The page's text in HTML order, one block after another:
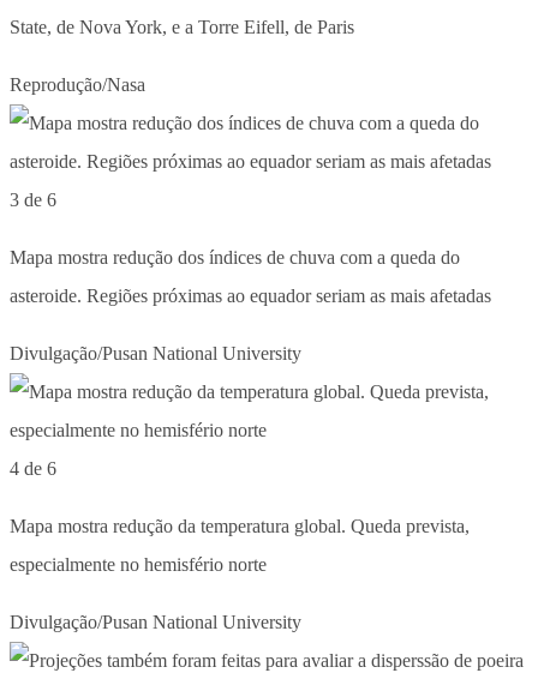
State, de Nova York, e a Torre Eifell, de Paris
Reprodução/Nasa
3 de 6
Mapa mostra redução dos índices de chuva com a queda do
asteroide. Regiões próximas ao equador seriam as mais afetadas
Divulgação/Pusan National University
4 de 6
Mapa mostra redução da temperatura global. Queda prevista,
especialmente no hemisfério norte
Divulgação/Pusan National University